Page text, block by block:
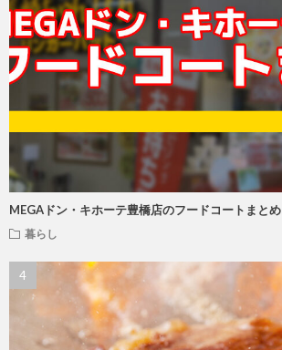
MEGAドン・キホーテ豊橋店のフードコートまとめ
暮らし